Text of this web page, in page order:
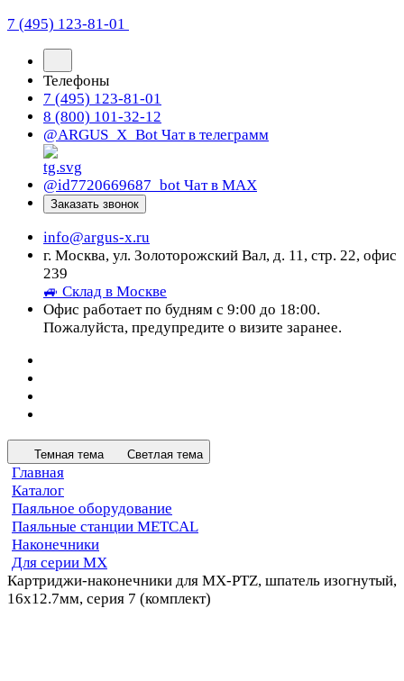
7 (495) 123-81-01
Телефоны
7 (495) 123-81-01
8 (800) 101-32-12
@ARGUS_X_Bot Чат в телеграмм
@id7720669687_bot Чат в МАХ
Заказать звонок
info@argus-x.ru
г. Москва, ул. Золоторожский Вал, д. 11, стр. 22, офис
239
🚙 Склад в Москве
Офис работает по будням с 9:00 до 18:00.
Пожалуйста, предупредите о визите заранее.
Темная тема Светлая тема
Главная
Каталог
Паяльное оборудование
Паяльные станции METCAL
Наконечники
Для серии MX
Картриджи-наконечники для MX-PTZ, шпатель изогнутый,
16х12.7мм, серия 7 (комплект)